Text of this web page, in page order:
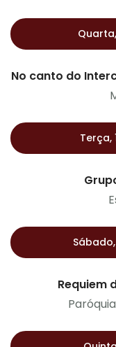
No canto do
Terça,
Requiem